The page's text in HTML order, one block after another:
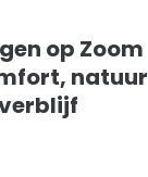
op Zoom
natuur